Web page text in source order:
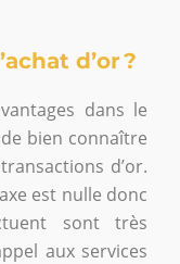
d’or ?
dans le
bien connaître
d’or.
est nulle donc
sont très
aux services